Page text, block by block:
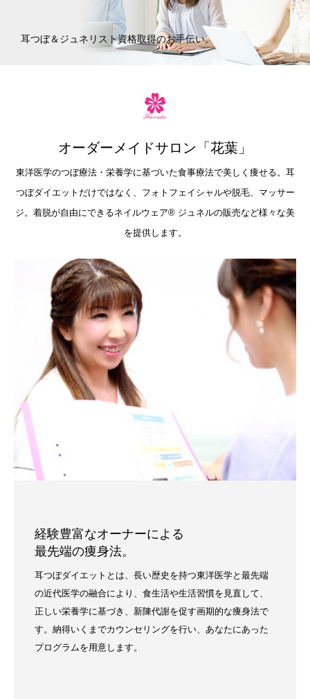
耳つぼ＆ジュネリスト資格取得のお手伝い。
オーダーメイドサロン「花葉」
東洋医学のつぼ療法・栄養学に基づいた食事療法で美しく痩せる。耳
つぼダイエットだけではなく、フォトフェイシャルや脱毛、マッサー
ジ。着脱が自由にできるネイルウェア®︎ ジュネルの販売など様々な美
を提供します。
経験豊富なオーナーによる
最先端の痩身法。
耳つぼダイエットとは、長い歴史を持つ東洋医学と最先端
の近代医学の融合により、食生活や生活習慣を見直して、
正しい栄養学に基づき、新陳代謝を促す画期的な痩身法で
す。納得いくまでカウンセリングを行い、あなたにあった
プログラムを用意します。